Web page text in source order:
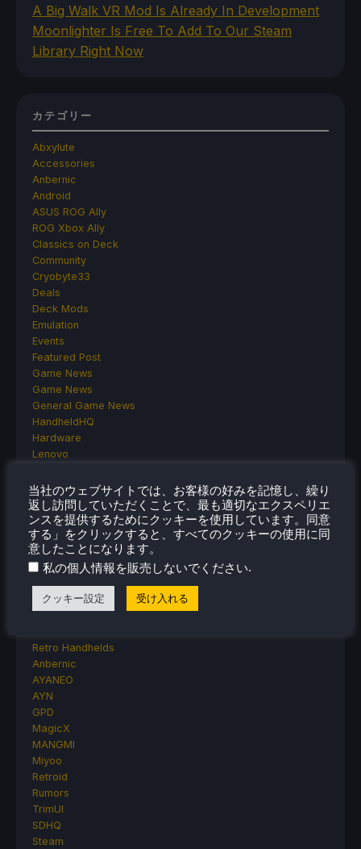
A Big Walk VR Mod Is Already In Development
Moonlighter Is Free To Add To Our Steam
Library Right Now
カテゴリー
Abxylute
Accessories
Anbernic
Android
ASUS ROG Ally
ROG Xbox Ally
Classics on Deck
Community
Cryobyte33
Deals
Deck Mods
Emulation
Events
Featured Post
Game News
Game News
General Game News
HandheldHQ
Hardware
Lenovo
MagicX
MSI
Nintendo
ONE-NETBOOK
Opinion
Other Reviews
Accessory Reviews
Handheld Reviews
Retro Handhelds
Anbernic
AYANEO
AYN
GPD
MagicX
MANGMI
Miyoo
Retroid
Rumors
TrimUI
SDHQ
Steam
当社のウェブサイトでは、お客様の好みを記憶し、繰り
返し訪問していただくことで、最も適切なエクスペリエ
ンスを提供するためにクッキーを使用しています。同意
する」をクリックすると、すべてのクッキーの使用に同
意したことになります。
私の個人情報を販売しないでください.
クッキー設定 受け入れる